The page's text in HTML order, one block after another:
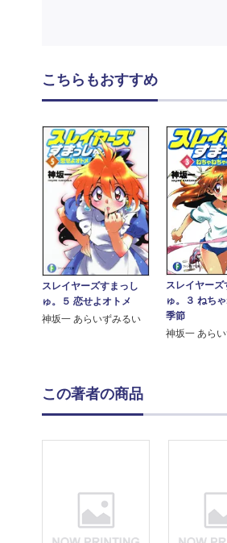
こちらもおすすめ
スレイヤーズすまっし
ゅ。５ 恋せよオトメ
神坂一 あらいずみるい
スレイヤーズ
ゅ。３ ねち
季節
神坂一 あら
この著者の商品